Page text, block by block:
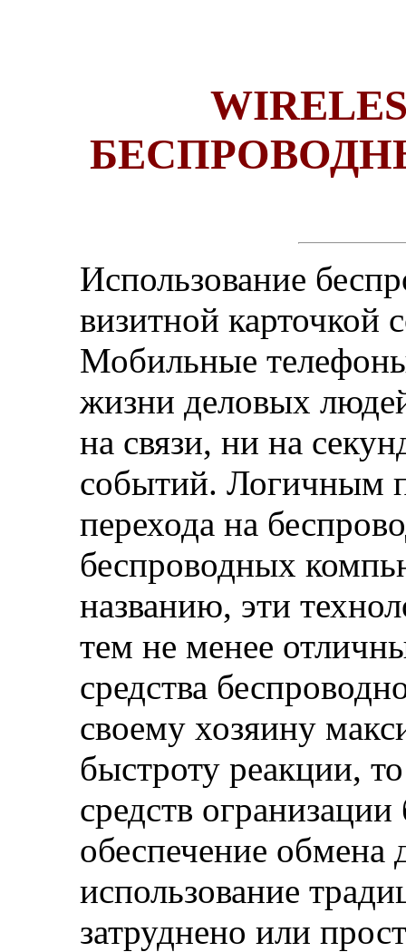
Использование
визитной карточкой
Мобильные
жизни деловых
на связи, ни на
событий. Логичным
перехода на
беспроводных
названию, эти
тем не менее
средства
своему хозяину
быстроту реакции,
средств
обеспечение обмена
использование
затруднено или